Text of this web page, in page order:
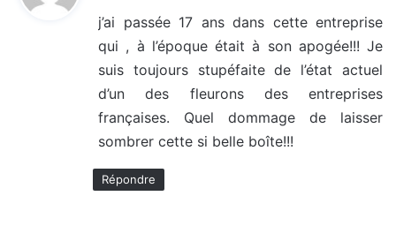
:
j’ai passée 17 ans dans cette entreprise
qui , à l’époque était à son apogée!!! Je
suis toujours stupéfaite de l’état actuel
d’un des fleurons des entreprises
françaises. Quel dommage de laisser
sombrer cette si belle boîte!!!
Répondre